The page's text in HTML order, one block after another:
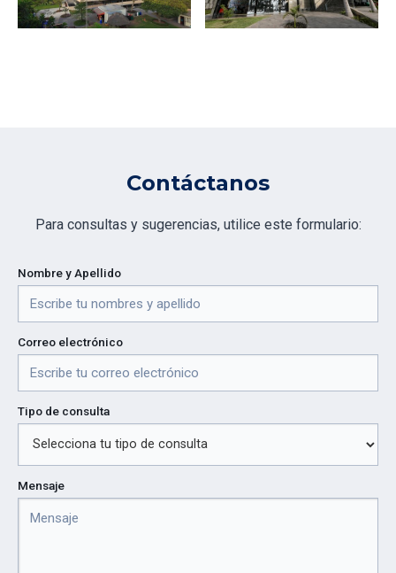
Contáctanos
Para consultas y sugerencias, utilice este formulario:
Nombre y Apellido
Correo electrónico
Tipo de consulta
Mensaje